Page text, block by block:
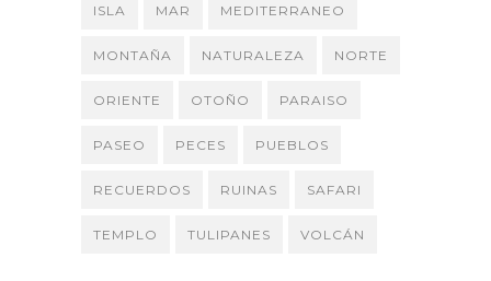
ISLA MAR MEDITERRANEO
MONTAÑA NATURALEZA NORTE
ORIENTE OTOÑO PARAISO
PASEO PECES PUEBLOS
RECUERDOS RUINAS SAFARI
TEMPLO TULIPANES VOLCÁN